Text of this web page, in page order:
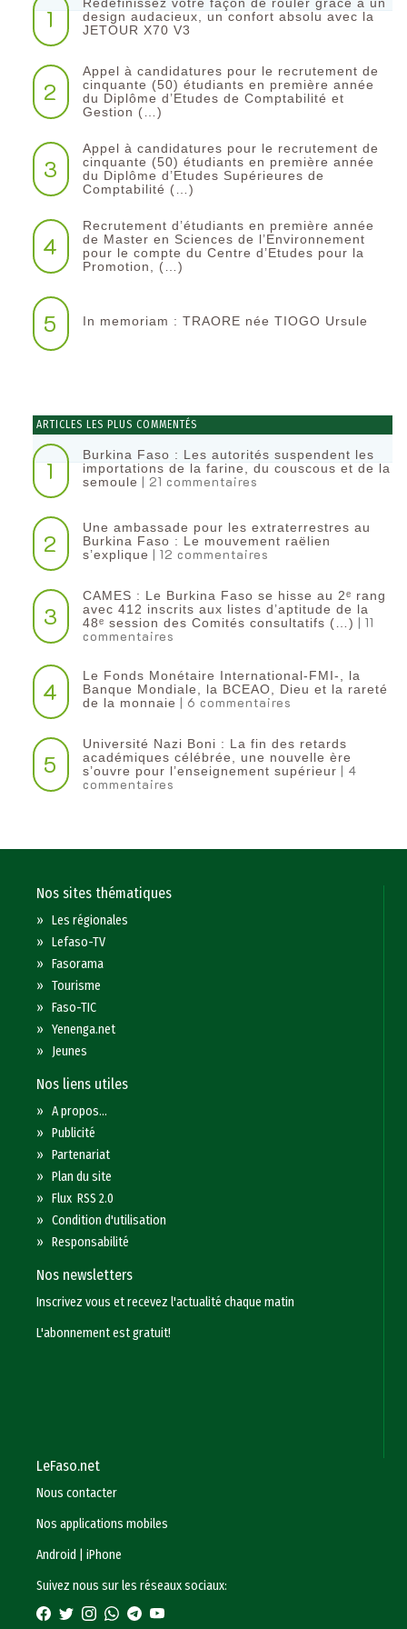
1
design audacieux, un confort absolu avec la
JETOUR X70 V3
2
Appel à candidatures pour le recrutement de
cinquante (50) étudiants en première année
du Diplôme d’Etudes de Comptabilité et
Gestion (…)
3
Appel à candidatures pour le recrutement de
cinquante (50) étudiants en première année
du Diplôme d’Etudes Supérieures de
Comptabilité (…)
4
Recrutement d’étudiants en première année
de Master en Sciences de l’Environnement
pour le compte du Centre d’Etudes pour la
Promotion, (…)
5 In memoriam : TRAORE née TIOGO Ursule
ARTICLES LES PLUS COMMENTÉS
1
Burkina Faso : Les autorités suspendent les
importations de la farine, du couscous et de la
semoule | 21 commentaires
2
Une ambassade pour les extraterrestres au
Burkina Faso : Le mouvement raëlien
s’explique | 12 commentaires
3
CAMES : Le Burkina Faso se hisse au 2ᵉ rang
avec 412 inscrits aux listes d’aptitude de la
48ᵉ session des Comités consultatifs (…) | 11
commentaires
4
Le Fonds Monétaire International-FMI-, la
Banque Mondiale, la BCEAO, Dieu et la rareté
de la monnaie | 6 commentaires
5
Université Nazi Boni : La fin des retards
académiques célébrée, une nouvelle ère
s’ouvre pour l’enseignement supérieur | 4
commentaires
Nos sites thématiques
»Les régionales
»Lefaso-TV
»Fasorama
»Tourisme
»Faso-TIC
»Yenenga.net
» Jeunes
Nos liens utiles
»A propos...
»Publicité
»Partenariat
»Plan du site
»Flux RSS 2.0
»Condition d'utilisation
»Responsabilité
Nos newsletters
Inscrivez vous et recevez l'actualité chaque matin
L'abonnement est gratuit!
LeFaso.net
Nous contacter
Nos applications mobiles
Android
|iPhone
Suivez nous sur les réseaux sociaux: